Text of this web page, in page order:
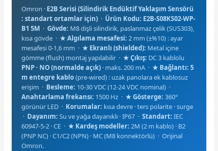
Omron · E2B Serisi (Silindirik Endüktif Yaklaşım Sensörü
: standart ortamlar için) · Ürün Kodu: E2B-S08KS02-WP-
B1 5M · Gövde: M8 dişli silindirik, paslanmaz çelik (SUS303),
kısa gövde · ★ Algılama mesafesi: 2 mm (±%10) : ayar
mesafesi 0-1,6 mm · ★ Ekranlı (shielded): Metal içine
gömme (flush) montaj yapılabilir · ★ Çıkış: DC 3 kablolu
PNP · NO (normalde açık) · maks. 200 mA · ★ Bağlantı: 5
m entegre kablo(pre-wired) : uzak panolara ek kablosuz
erişim · Besleme: 10-30 VDC (12-24 VDC nominal) ·
Anahtarlama frekansı: 1500 Hz · ★ Gösterge: 360°
görünür LED · Korumalar: kısa devre · ters polarite · surge
· Dayanım: Su ve yağa dayanıklı · IP67 · Standart: IEC
60947-5-2 · CE · ★ Kardeş modeller: 2M (2 m kablo) · B2
(PNP NC) · C1/C2 (NPN) · MC (M8 konnektörlü) · Orijinal
Omron.